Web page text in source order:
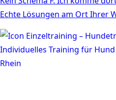
Echte Lösungen am Ort Ihrer